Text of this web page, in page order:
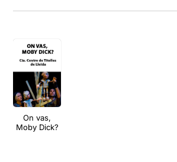
On vas,
Moby Dick?